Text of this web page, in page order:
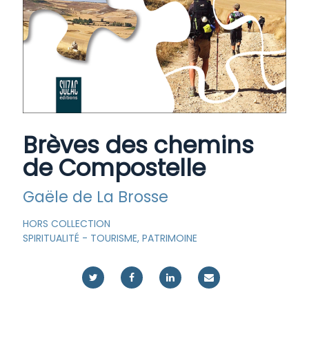
Brèves des chemins
de Compostelle
Gaële de La Brosse
HORS COLLECTION
SPIRITUALITÉ- TOURISME, PATRIMOINE